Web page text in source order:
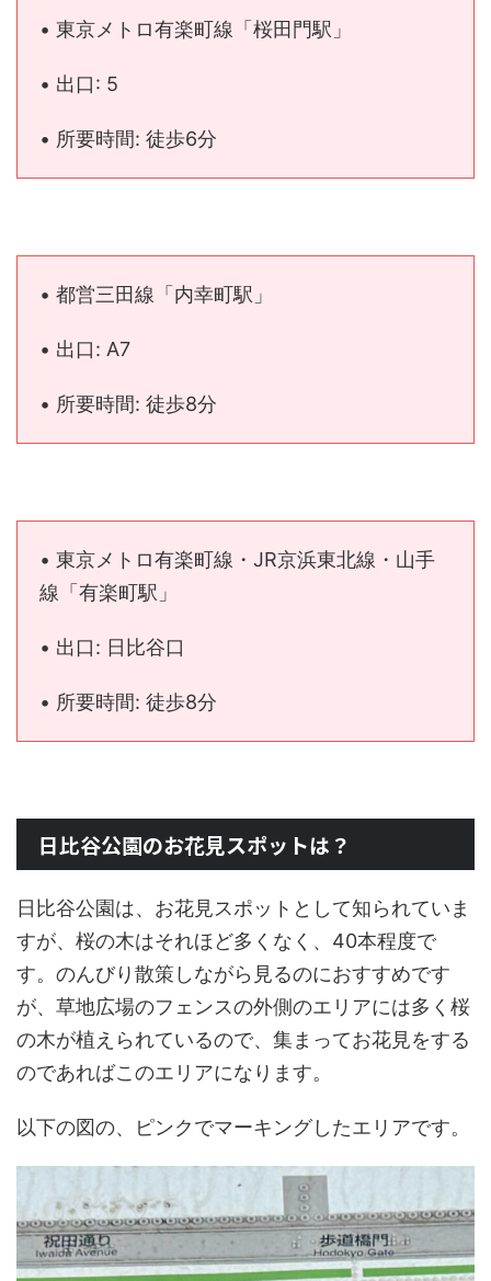
• 東京メトロ有楽町線「桜田門駅」
• 出口: 5
• 所要時間: 徒歩6分
• 都営三田線「内幸町駅」
• 出口: A7
• 所要時間: 徒歩8分
• 東京メトロ有楽町線・JR京浜東北線・山手
線「有楽町駅」
• 出口: 日比谷口
• 所要時間: 徒歩8分
日比谷公園のお花見スポットは？
日比谷公園は、お花見スポットとして知られていま
すが、桜の木はそれほど多くなく、40本程度で
す。のんびり散策しながら見るのにおすすめです
が、草地広場のフェンスの外側のエリアには多く桜
の木が植えられているので、集まってお花見をする
のであればこのエリアになります。
以下の図の、ピンクでマーキングしたエリアです。